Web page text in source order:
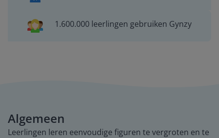
1.600.000 leerlingen gebruiken Gynzy
Algemeen
Leerlingen leren eenvoudige figuren te vergroten en te